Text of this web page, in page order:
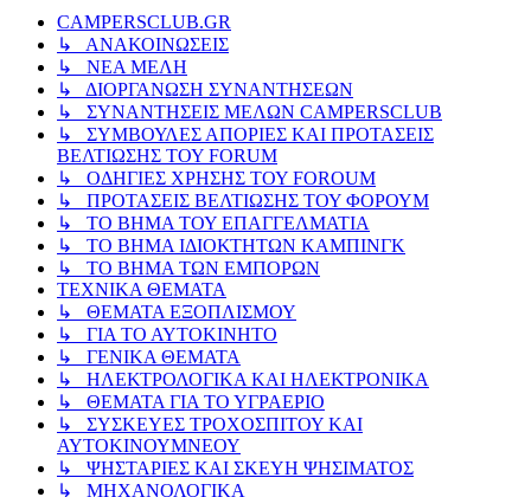
CAMPERSCLUB.GR
↳ ΑΝΑΚΟΙΝΩΣΕΙΣ
↳ ΝΕΑ ΜΕΛΗ
↳ ΔΙΟΡΓΑΝΩΣΗ ΣΥΝΑΝΤΗΣΕΩΝ
↳ ΣΥΝΑΝΤΗΣΕΙΣ ΜΕΛΩΝ CAMPERSCLUB
↳ ΣΥΜΒΟΥΛΕΣ ΑΠΟΡΙΕΣ ΚΑΙ ΠΡΟΤΑΣΕΙΣ
ΒΕΛΤΙΩΣΗΣ ΤΟΥ FORUM
↳ ΟΔΗΓΙΕΣ ΧΡΗΣΗΣ ΤΟΥ FOROUM
↳ ΠΡΟΤΑΣΕΙΣ ΒΕΛΤΙΩΣΗΣ ΤΟΥ ΦΟΡΟΥΜ
↳ ΤΟ ΒΗΜΑ ΤΟΥ ΕΠΑΓΓΕΛΜΑΤΙΑ
↳ ΤΟ ΒΗΜΑ ΙΔΙΟΚΤΗΤΩΝ ΚΑΜΠΙΝΓΚ
↳ ΤΟ ΒΗΜΑ ΤΩΝ ΕΜΠΟΡΩΝ
ΤΕΧΝΙΚΑ ΘΕΜΑΤΑ
↳ ΘΕΜΑΤΑ ΕΞΟΠΛΙΣΜΟΥ
↳ ΓΙΑ ΤΟ ΑΥΤΟΚΙΝΗΤΟ
↳ ΓΕΝΙΚΑ ΘΕΜΑΤΑ
↳ ΗΛΕΚΤΡΟΛΟΓΙΚΑ ΚΑΙ ΗΛΕΚΤΡΟΝΙΚΑ
↳ ΘΕΜΑΤΑ ΓΙΑ ΤΟ ΥΓΡΑΕΡΙΟ
↳ ΣΥΣΚΕΥΕΣ ΤΡΟΧΟΣΠΙΤΟΥ ΚΑΙ
ΑΥΤΟΚΙΝΟΥΜΝΕΟΥ
↳ ΨΗΣΤΑΡΙΕΣ ΚΑΙ ΣΚΕΥΗ ΨΗΣΙΜΑΤΟΣ
↳ ΜΗΧΑΝΟΛΟΓΙΚΑ